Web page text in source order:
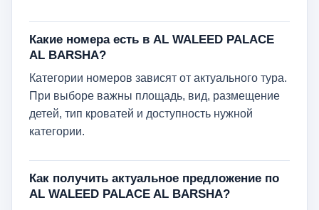
Какие номера есть в AL WALEED PALACE
AL BARSHA?
Категории номеров зависят от актуального тура.
При выборе важны площадь, вид, размещение
детей, тип кроватей и доступность нужной
категории.
Как получить актуальное предложение по
AL WALEED PALACE AL BARSHA?